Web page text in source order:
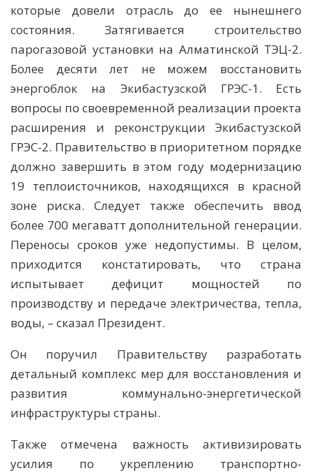
которые довели отрасль до ее нынешнего
состояния. Затягивается строительство
парогазовой установки на Алматинской ТЭЦ-2.
Более десяти лет не можем восстановить
энергоблок на Экибастузской ГРЭС-1. Есть
вопросы по своевременной реализации проекта
расширения и реконструкции Экибастузской
ГРЭС-2. Правительство в приоритетном порядке
должно завершить в этом году модернизацию
19 теплоисточников, находящихся в красной
зоне риска. Следует также обеспечить ввод
более 700 мегаватт дополнительной генерации.
Переносы сроков уже недопустимы. В целом,
приходится констатировать, что страна
испытывает дефицит мощностей по
производству и передаче электричества, тепла,
воды, – сказал Президент.
Он поручил Правительству разработать
детальный комплекс мер для восстановления и
развития коммунально-энергетической
инфраструктуры страны.
Также отмечена важность активизировать
усилия по укреплению транспортно-